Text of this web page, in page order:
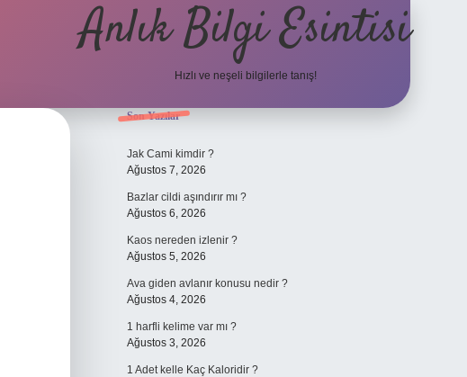
Anlık Bilgi Esintisi
Hızlı ve neşeli bilgilerle tanış!
Sidebar
Son Yazılar
Jak Cami kimdir ?
Ağustos 7, 2026
Bazlar cildi aşındırır mı ?
Ağustos 6, 2026
Kaos nereden izlenir ?
Ağustos 5, 2026
Ava giden avlanır konusu nedir ?
Ağustos 4, 2026
1 harfli kelime var mı ?
Ağustos 3, 2026
1 Adet kelle Kaç Kaloridir ?